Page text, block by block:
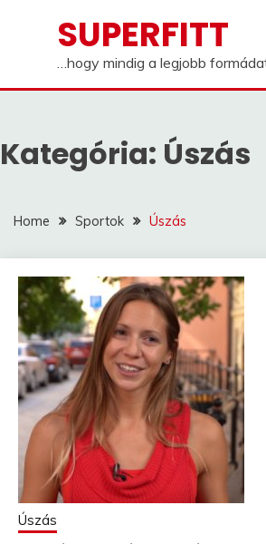
SUPERFITT
…hogy mindig a legjobb
Kategória: Úszás
Home Sportok Úszás
Úszás